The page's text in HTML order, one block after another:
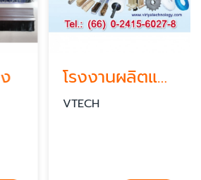
โรงงานผลิตแปรงอุตสาหกรรมชลบุรี
VTECH